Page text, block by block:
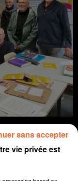
vie privée est
sans accepter